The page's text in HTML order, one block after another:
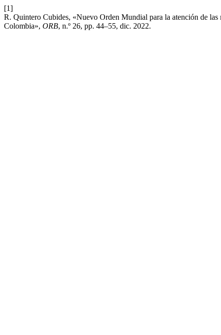
[1]
R. Quintero Cubides, «Nuevo Orden Mundial para la atención de
Colombia», ORB, n.º 26, pp. 44–55, dic. 2022.